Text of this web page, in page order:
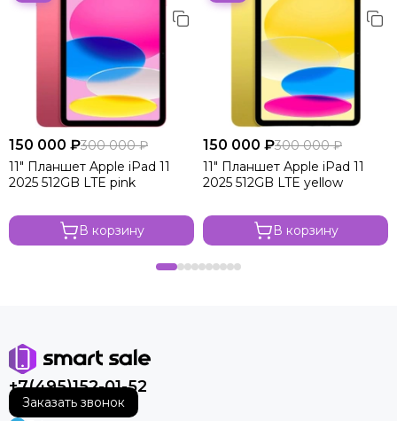
150 000 ₽300 000 ₽
11" Планшет Apple iPad 11
2025 512GB LTE pink
В корзину
150 000 ₽300 000 ₽
11" Планшет Apple iPad 11
2025 512GB LTE yellow
В корзину
+7(495)152-01-52
Заказать звонок